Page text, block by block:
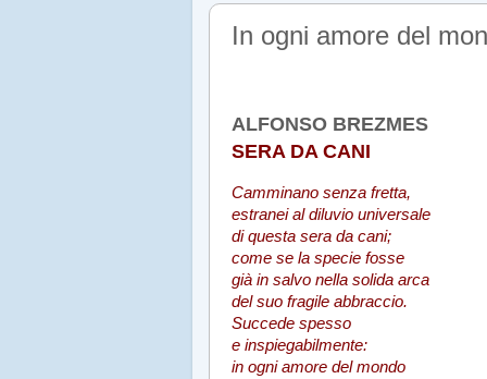
In ogni amore del
ALFONSO BREZMES
SERA DA CANI
Camminano senza fretta,
estranei al diluvio universale
di questa sera da cani;
come se la specie fosse
già in salvo nella solida arca
del suo fragile abbraccio.
Succede spesso
e inspiegabilmente:
in ogni amore del mondo